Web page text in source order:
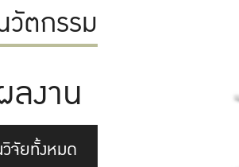
วัตกรรม
ลงาน
จัยทั้งหมด